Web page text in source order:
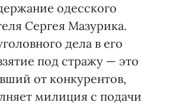
одесского
Сергея Мазурика.
дела в его
под стражу — это
от конкурентов,
милиция с подачи